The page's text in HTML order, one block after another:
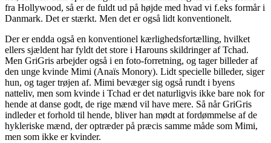
fra Hollywood, så er de fuldt ud på højde med hvad vi f.eks formår i
Danmark. Det er stærkt. Men det er også lidt konventionelt.
Der er endda også en konventionel kærlighedsfortælling, hvilket
ellers sjældent har fyldt det store i Harouns skildringer af Tchad.
Men GriGris arbejder også i en foto-forretning, og tager billeder af
den unge kvinde Mimi (Anaïs Monory). Lidt specielle billeder, siger
hun, og tager trøjen af. Mimi bevæger sig også rundt i byens
natteliv, men som kvinde i Tchad er det naturligvis ikke bare nok for
hende at danse godt, de rige mænd vil have mere. Så når GriGris
indleder et forhold til hende, bliver han mødt at fordømmelse af de
hykleriske mænd, der optræder på præcis samme måde som Mimi,
men som ikke er kvinder.